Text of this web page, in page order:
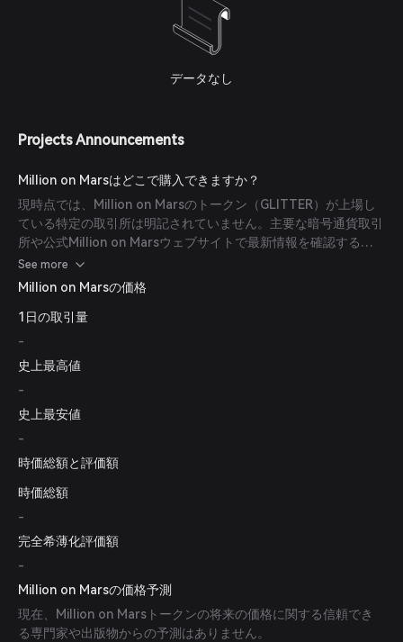
データなし
Projects Announcements
Million on Marsはどこで購入できますか？
現時点では、Million on Marsのトークン（GLITTER）が上場し
ている特定の取引所は明記されていません。主要な暗号通貨取引
所や公式Million on Marsウェブサイトで最新情報を確認するこ
とをお勧めします。
See more
Million on Marsの価格
1日の取引量
-
史上最高値
-
史上最安値
-
時価総額と評価額
時価総額
-
完全希薄化評価額
-
Million on Marsの価格予測
現在、Million on Marsトークンの将来の価格に関する信頼でき
る専門家や出版物からの予測はありません。